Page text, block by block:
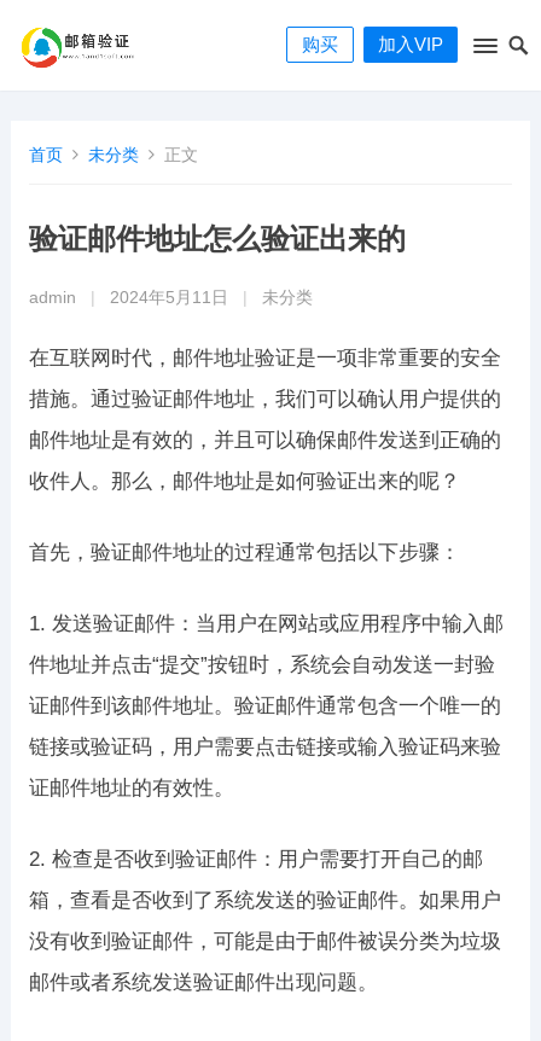
购买 加入VIP
首页 未分类 正文
验证邮件地址怎么验证出来的
admin 2024年5月11日 未分类
在互联网时代，邮件地址验证是一项非常重要的安全
措施。通过验证邮件地址，我们可以确认用户提供的
邮件地址是有效的，并且可以确保邮件发送到正确的
收件人。那么，邮件地址是如何验证出来的呢？
首先，验证邮件地址的过程通常包括以下步骤：
1. 发送验证邮件：当用户在网站或应用程序中输入邮
件地址并点击“提交”按钮时，系统会自动发送一封验
证邮件到该邮件地址。验证邮件通常包含一个唯一的
链接或验证码，用户需要点击链接或输入验证码来验
证邮件地址的有效性。
2. 检查是否收到验证邮件：用户需要打开自己的邮
箱，查看是否收到了系统发送的验证邮件。如果用户
没有收到验证邮件，可能是由于邮件被误分类为垃圾
邮件或者系统发送验证邮件出现问题。